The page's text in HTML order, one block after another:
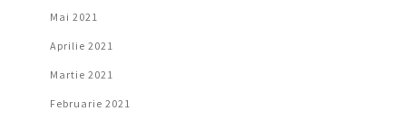
Mai 2021
Aprilie 2021
Martie 2021
Februarie 2021